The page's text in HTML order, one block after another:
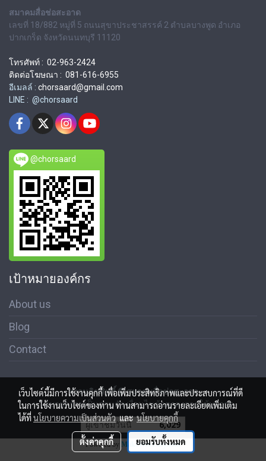
สมาคมสื่อช่อสะอาด
เลขที่ 18/882 หมู่ที่ 5 ถนนสุขาประชาสรรค์ 2 ตำบลบางพูด อำเภอ
ปากเกร็ด จังหวัดนนทบุรี 11120
โทรศัพท์ : 02-963-2424
ติดต่อโฆษณา : 081-616-6955
อีเมลล์ : chorsaard@gmail.com
LINE : @chorsaard
@chorsaard
เป้าหมายองค์กร
About us
Blog
Contact
สงวนลิขสิทธิ์ © สมาคมสื่อช่อสะอาด
นโนบายความเป็นส่วนตัว เงื่อนไขข้อตกลงการใช้บริการ
ผู้เข้าชมวันนี้ 6,029
Powered by MakeWebEasy.com
เว็บไซต์นี้มีการใช้งานคุกกี้ เพื่อเพิ่มประสิทธิภาพและประสบการณ์ที่ดี
ในการใช้งานเว็บไซต์ของท่าน ท่านสามารถอ่านรายละเอียดเพิ่มเติม
ได้ที่นโยบายความเป็นส่วนตัวและนโยบายคุกกี้
ตั้งค่าคุกกี้ ยอมรับทั้งหมด